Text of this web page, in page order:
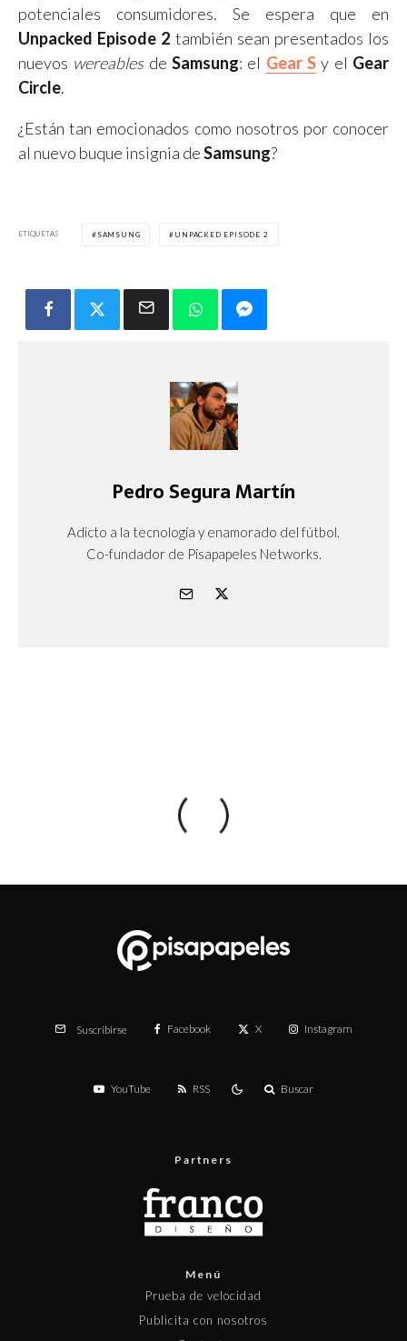
potenciales consumidores. Se espera que en
Unpacked Episode 2 también sean presentados los
nuevos wereablesdeSamsung: el Gear S y el Gear
Circle.
¿Están tan emocionados como nosotros por conocer
al nuevo buque insignia deSamsung?
ETIQUETAS SAMSUNG UNPACKED EPISODE 2
Pedro Segura Martín
Adicto a la tecnología y enamorado del fútbol.
Co-fundador de Pisapapeles Networks.
Suscribirse Facebook X Instagram
YouTube RSS Buscar
Partners
Menú
Prueba de velocidad
Publicita con nosotros